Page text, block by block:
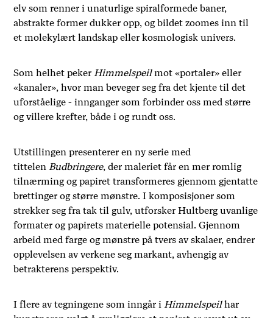
elv som renner i unaturlige spiralformede baner,
abstrakte former dukker opp, og bildet zoomes inn til
et molekylært landskap eller kosmologisk univers.
Som helhet peker Himmelspeilmot «portaler» eller
«kanaler», hvor man beveger seg fra det kjente til det
uforståelige - innganger som forbinder oss med større
og villere krefter, både i og rundt oss.
Utstillingen presenterer en ny serie med
tittelenBudbringere, der maleriet får en mer romlig
tilnærming og papiret transformeres gjennom gjentatte
brettinger og større mønstre. I komposisjoner som
strekker seg fra tak til gulv, utforsker Hultberg uvanlige
formater og papirets materielle potensial. Gjennom
arbeid med farge og mønstre på tvers av skalaer, endrer
opplevelsen av verkene seg markant, avhengig av
betrakterens perspektiv.
I flere av tegningene som inngår iHimmelspeilhar